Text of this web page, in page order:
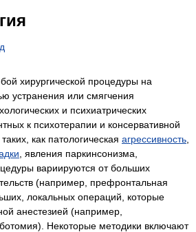
хирургической процедуры на
устранения или смягчения
и психиатрических
к психотерапии и консервативной
как патологическая агрессивность
, явления паркинсонизма,
вариируются от больших
(например, префронтальная
локальных операций, которые
анестезией (например,
Некоторые методики включают